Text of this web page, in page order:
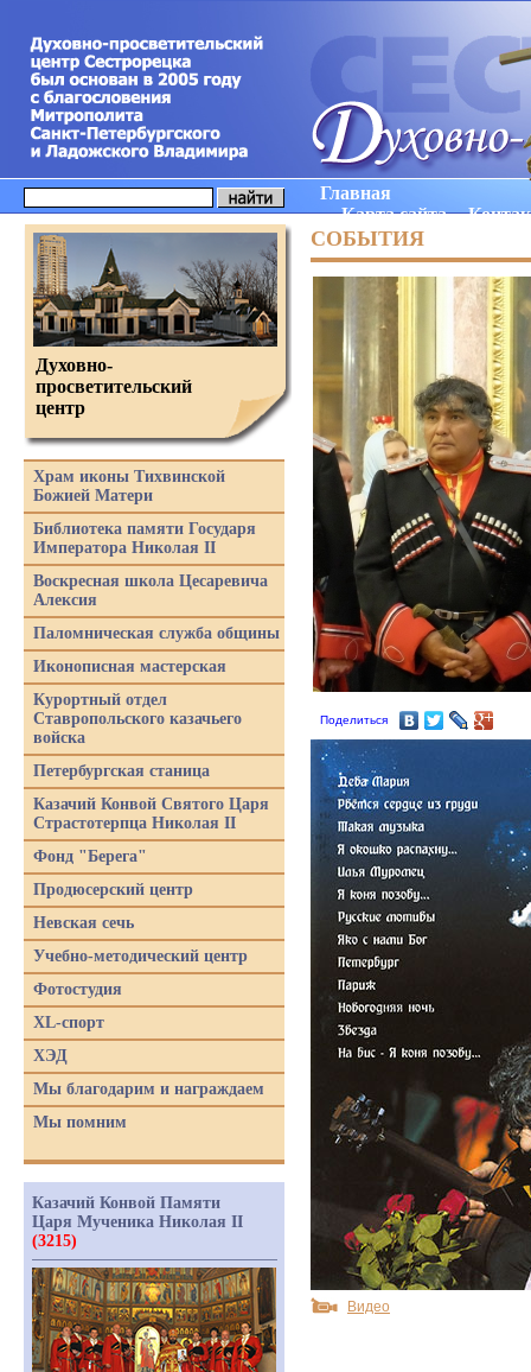
Главная
Карта сайта
СОБЫТИЯ
Поделиться
Видео
Духовно-
просветительский
центр
Храм иконы Тихвинской
Божией Матери
Библиотека памяти Государя
Императора Николая II
Воскресная школа Цесаревича
Алексия
Паломническая служба общины
Иконописная мастерская
Курортный отдел
Ставропольского казачьего
войска
Петербургская станица
Казачий Конвой Святого Царя
Страстотерпца Николая II
Фонд "Берега"
Продюсерский центр
Невская сечь
Учебно-методический центр
Фотостудия
XL-спорт
ХЭД
Мы благодарим и награждаем
Мы помним
Казачий Конвой Памяти
Царя Мученика Николая II
(3215)